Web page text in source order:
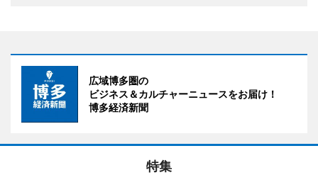
広域博多圏の
ビジネス＆カルチャーニュースをお届け！
博多経済新聞
特集